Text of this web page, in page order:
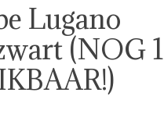
Lugano
(NOG 1